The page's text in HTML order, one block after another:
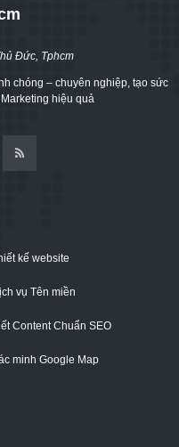
Đức, Tphcm
chóng – chuyên nghiệp, tạo sức
hiệu quả
kế website
vụ Tên miền
Content Chuẩn SEO
minh Google Map